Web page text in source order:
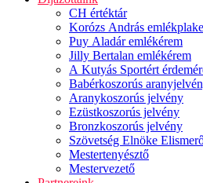
CH értéktár
Korózs András
Puy Aladár emlékérem
Jilly Bertalan emlékérem
A Kutyás Sportért
Babérkoszorús
Aranykoszorús jelvény
Ezüstkoszorús jelvény
Bronzkoszorús jelvény
Szövetség Elnöke
Mestertenyésztő
Mestervezető